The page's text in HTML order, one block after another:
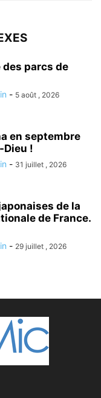
parcs de
- 5 août , 2026
en septembre
!
- 31 juillet , 2026
de la
de France.
- 29 juillet , 2026